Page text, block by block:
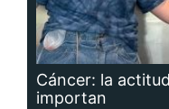
Cáncer: la
importan